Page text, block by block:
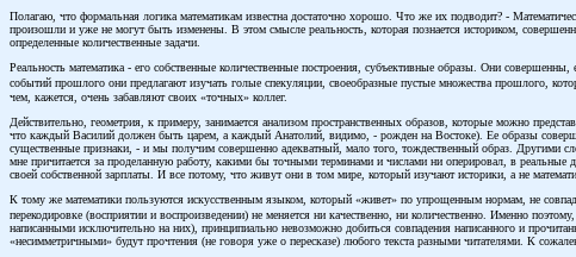
Полагаю, что формальная логика математикам известна достаточно хорошо. Что же их подводит? -
произошли и уже не могут быть изменены. В этом смысле реальность, которая познается историком,
определенные количественные задачи.
Реальность математика - его собственные количественные построения, субъективные образы. Они
событий прошлого они предлагают изучать голые спекуляции, своеобразные пустые множества прошлого,
чем, кажется, очень забавляют своих «точных» коллег.
Действительно, геометрия, к примеру, занимается анализом пространственных образов, которые можно
что каждый Василий должен быть царем, а каждый Анатолий, видимо, - рожден на Востоке). Ее образы
существенные признаки, - и мы получим совершенно адекватный, мало того, тождественный образ. Другими
мне причитается за проделанную работу, какими бы точными терминами и числами ни оперировал, в реальные
своей собственной зарплаты. И все потому, что живут они в том мире, который изучают историки, а не
К тому же математики пользуются искусственным языком, который «живет» по упрощенным нормам, не
перекодировке (восприятии и воспроизведении) не меняется ни качественно, ни количественно. Именно
написанными исключительно на них), принципиально невозможно добиться совпадения написанного и
«несимметричными» будут прочтения (не говоря уже о пересказе) любого текста разными читателями. К